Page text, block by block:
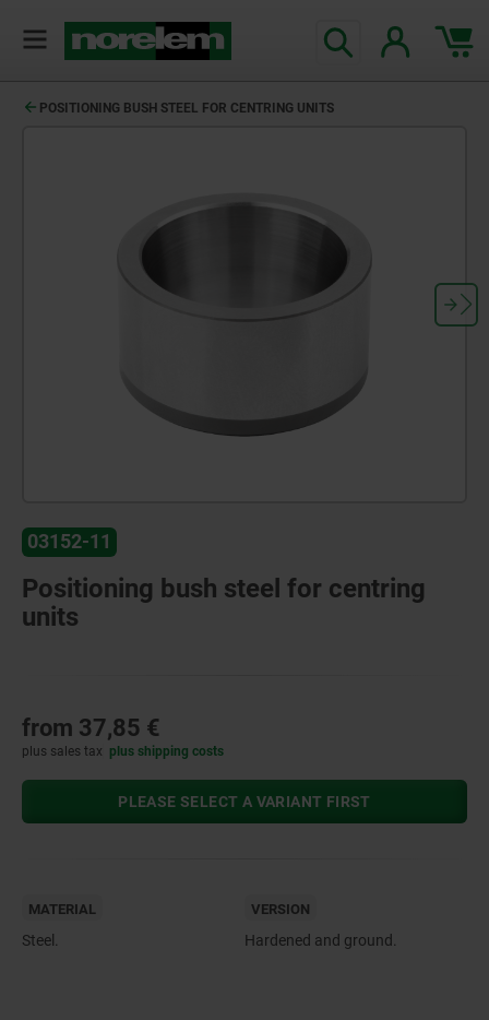
POSITIONING BUSH STEEL FOR CENTRING UNITS
03152-11
Positioning bush steel for centring
units
from 37,85 €
plus sales tax plus shipping costs
PLEASE SELECT A VARIANT FIRST
MATERIAL
Steel.
VERSION
Hardened and ground.